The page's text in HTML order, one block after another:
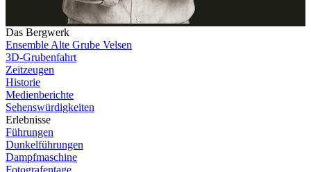
Das Bergwerk
Ensemble Alte Grube Velsen
3D-Grubenfahrt
Zeitzeugen
Historie
Medienberichte
Sehenswürdigkeiten
Erlebnisse
Führungen
Dunkelführungen
Dampfmaschine
Fotografentage